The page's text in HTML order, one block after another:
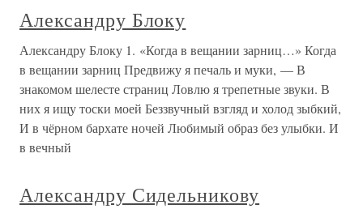
Александру Блоку
Александру Блоку 1. «Когда в вещании зарниц…» Когда
в вещании зарниц Предвижу я печаль и муки, — В
знакомом шелесте страниц Ловлю я трепетные звуки. В
них я ищу тоски моей Беззвучный взгляд и холод зыбкий,
И в чёрном бархате ночей Любимый образ без улыбки. И
в вечный
Александру Сидельникову